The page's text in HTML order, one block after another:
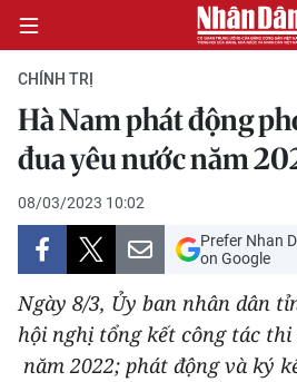
CHÍNH TRỊ
KINH TẾ
VĂN HÓA
XÃ HỘI
PHÁP LUẬT
CHÍNH TRỊ
Hà Nam phát động
đua yêu nước năm
08/03/2023 10:02
Prefer Nhan
on Google
Ngày 8/3, Ủy ban nhân dân
hội nghị tổng kết công tác
năm 2022; phát động và ký